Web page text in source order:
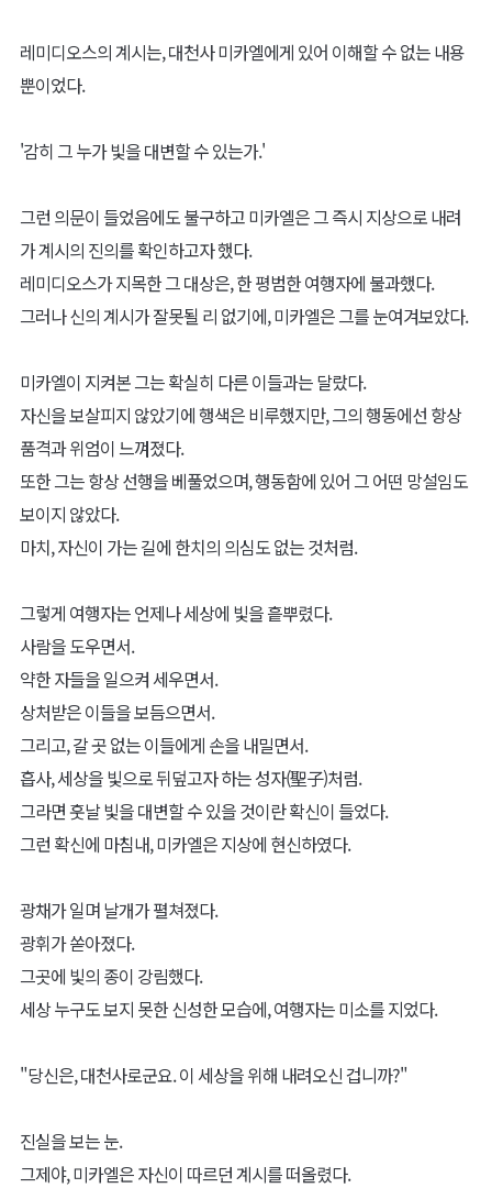
레미디오스의 계시는, 대천사 미카엘에게 있어 이해할 수 없는 내용
뿐이었다.
'감히 그 누가 빛을 대변할 수 있는가.'
그런 의문이 들었음에도 불구하고 미카엘은 그 즉시 지상으로 내려
가 계시의 진의를 확인하고자 했다.
레미디오스가 지목한 그 대상은, 한 평범한 여행자에 불과했다.
그러나 신의 계시가 잘못될 리 없기에, 미카엘은 그를 눈여겨보았다.
미카엘이 지켜본 그는 확실히 다른 이들과는 달랐다.
자신을 보살피지 않았기에 행색은 비루했지만, 그의 행동에선 항상
품격과 위엄이 느껴졌다.
또한 그는 항상 선행을 베풀었으며, 행동함에 있어 그 어떤 망설임도
보이지 않았다.
마치, 자신이 가는 길에 한치의 의심도 없는 것처럼.
그렇게 여행자는 언제나 세상에 빛을 흩뿌렸다.
사람을 도우면서.
약한 자들을 일으켜 세우면서.
상처받은 이들을 보듬으면서.
그리고, 갈 곳 없는 이들에게 손을 내밀면서.
흡사, 세상을 빛으로 뒤덮고자 하는 성자(聖子)처럼.
그라면 훗날 빛을 대변할 수 있을 것이란 확신이 들었다.
그런 확신에 마침내, 미카엘은 지상에 현신하였다.
광채가 일며 날개가 펼쳐졌다.
광휘가 쏟아졌다.
그곳에 빛의 종이 강림했다.
세상 누구도 보지 못한 신성한 모습에, 여행자는 미소를 지었다.
"당신은, 대천사로군요. 이 세상을 위해 내려오신 겁니까?"
진실을 보는 눈.
그제야, 미카엘은 자신이 따르던 계시를 떠올렸다.